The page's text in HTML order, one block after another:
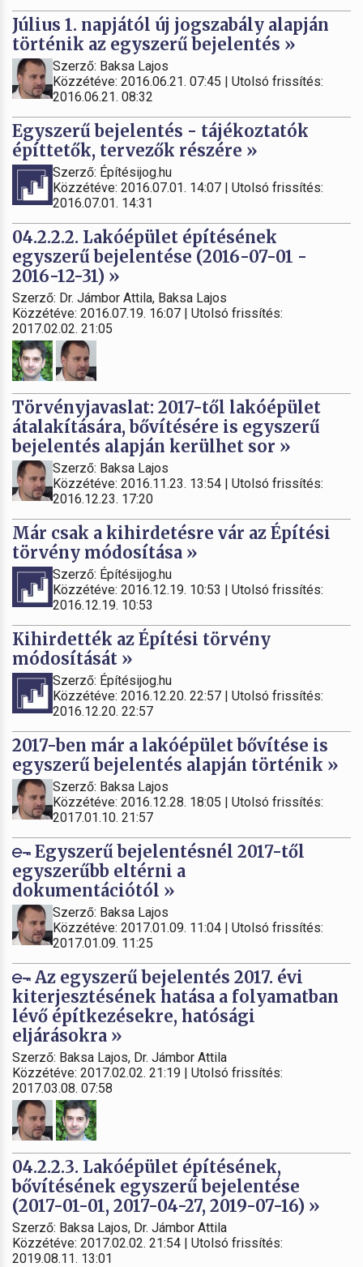
Július 1. napjától új jogszabály alapján
történik az egyszerű bejelentés »
Szerző: Baksa Lajos
Közzétéve: 2016.06.21. 07:45 | Utolsó frissítés:
2016.06.21. 08:32
Egyszerű bejelentés - tájékoztatók
építtetők, tervezők részére »
Szerző: Építésijog.hu
Közzétéve: 2016.07.01. 14:07 | Utolsó frissítés:
2016.07.01. 14:31
04.2.2.2. Lakóépület építésének
egyszerű bejelentése (2016-07-01 -
2016-12-31) »
Szerző: Dr. Jámbor Attila, Baksa Lajos
Közzétéve: 2016.07.19. 16:07 | Utolsó frissítés:
2017.02.02. 21:05
Törvényjavaslat: 2017-től lakóépület
átalakítására, bővítésére is egyszerű
bejelentés alapján kerülhet sor »
Szerző: Baksa Lajos
Közzétéve: 2016.11.23. 13:54 | Utolsó frissítés:
2016.12.23. 17:20
Már csak a kihirdetésre vár az Építési
törvény módosítása »
Szerző: Építésijog.hu
Közzétéve: 2016.12.19. 10:53 | Utolsó frissítés:
2016.12.19. 10:53
Kihirdették az Építési törvény
módosítását »
Szerző: Építésijog.hu
Közzétéve: 2016.12.20. 22:57 | Utolsó frissítés:
2016.12.20. 22:57
2017-ben már a lakóépület bővítése is
egyszerű bejelentés alapján történik »
Szerző: Baksa Lajos
Közzétéve: 2016.12.28. 18:05 | Utolsó frissítés:
2017.01.10. 21:57
Egyszerű bejelentésnél 2017-től
egyszerűbb eltérni a
dokumentációtól »
Szerző: Baksa Lajos
Közzétéve: 2017.01.09. 11:04 | Utolsó frissítés:
2017.01.09. 11:25
Az egyszerű bejelentés 2017. évi
kiterjesztésének hatása a folyamatban
lévő építkezésekre, hatósági
eljárásokra »
Szerző: Baksa Lajos, Dr. Jámbor Attila
Közzétéve: 2017.02.02. 21:19 | Utolsó frissítés:
2017.03.08. 07:58
04.2.2.3. Lakóépület építésének,
bővítésének egyszerű bejelentése
(2017-01-01, 2017-04-27, 2019-07-16) »
Szerző: Baksa Lajos, Dr. Jámbor Attila
Közzétéve: 2017.02.02. 21:54 | Utolsó frissítés:
2019.08.11. 13:01